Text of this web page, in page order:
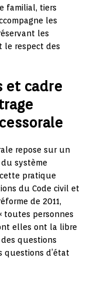
familial, tiers
les
les
le respect des
et cadre
repose sur un
système
pratique
du Code civil et
de 2011,
toutes personnes
elles ont la libre
questions
questions d’état